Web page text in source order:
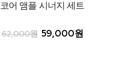
코어 앰플 시너지 세트
62,000원 59,000원